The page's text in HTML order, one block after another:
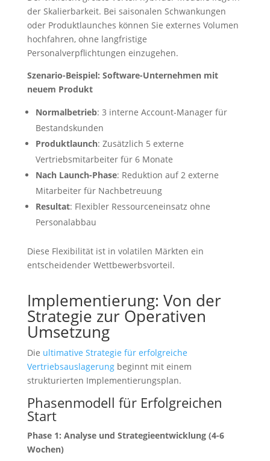
der Skalierbarkeit. Bei saisonalen Schwankungen
oder Produktlaunches können Sie externes Volumen
hochfahren, ohne langfristige
Personalverpflichtungen einzugehen.
Szenario-Beispiel: Software-Unternehmen mit
neuem Produkt
Normalbetrieb: 3 interne Account-Manager für
Bestandskunden
Produktlaunch: Zusätzlich 5 externe
Vertriebsmitarbeiter für 6 Monate
Nach Launch-Phase: Reduktion auf 2 externe
Mitarbeiter für Nachbetreuung
Resultat: Flexibler Ressourceneinsatz ohne
Personalabbau
Diese Flexibilität ist in volatilen Märkten ein
entscheidender Wettbewerbsvorteil.
Implementierung: Von der
Strategie zur Operativen
Umsetzung
Die ultimative Strategie für erfolgreiche
Vertriebsauslagerungbeginnt mit einem
strukturierten Implementierungsplan.
Phasenmodell für Erfolgreichen
Start
Phase 1: Analyse und Strategieentwicklung (4-6
Wochen)